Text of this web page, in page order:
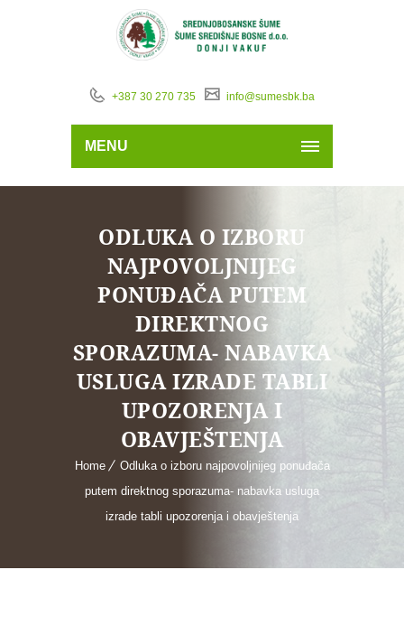
+387 30 270 735 info@sumesbk.ba
MENU
ODLUKA O IZBORU
NAJPOVOLJNIJEG
PONUĐAČA PUTEM
DIREKTNOG
SPORAZUMA- NABAVKA
USLUGA IZRADE TABLI
UPOZORENJA I
OBAVJEŠTENJA
Home
Odluka o izboru najpovoljnijeg ponuđača
putem direktnog sporazuma- nabavka usluga
izrade tabli upozorenja i obavještenja